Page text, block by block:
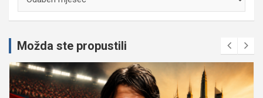
Možda ste propustili